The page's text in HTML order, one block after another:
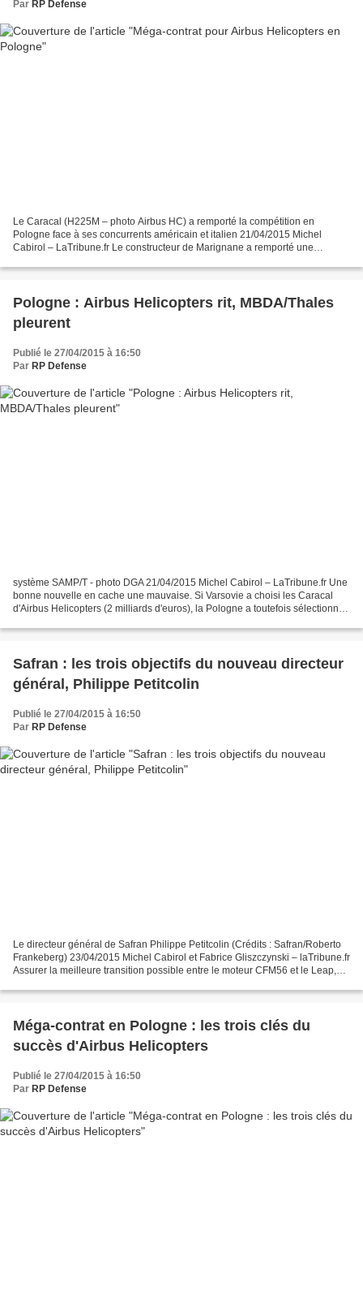
Par RP Defense
Le Caracal (H225M – photo Airbus HC) a remporté la compétition en
Pologne face à ses concurrents américain et italien 21/04/2015 Michel
Cabirol – LaTribune.fr Le constructeur de Marignane a remporté une
Pologne : Airbus Helicopters rit, MBDA/Thales
pleurent
Publié le 27/04/2015 à 16:50
Par RP Defense
système SAMP/T - photo DGA 21/04/2015 Michel Cabirol – LaTribune.fr Une
bonne nouvelle en cache une mauvaise. Si Varsovie a choisi les Caracal
d'Airbus Helicopters (2 milliards d'euros), la Pologne a toutefois sélectionné
Safran : les trois objectifs du nouveau directeur
général, Philippe Petitcolin
Publié le 27/04/2015 à 16:50
Par RP Defense
Le directeur général de Safran Philippe Petitcolin (Crédits : Safran/Roberto
Frankeberg) 23/04/2015 Michel Cabirol et Fabrice Gliszczynski – laTribune.fr
Assurer la meilleure transition possible entre le moteur CFM56 et le Leap,
Méga-contrat en Pologne : les trois clés du
succès d'Airbus Helicopters
Publié le 27/04/2015 à 16:50
Par RP Defense